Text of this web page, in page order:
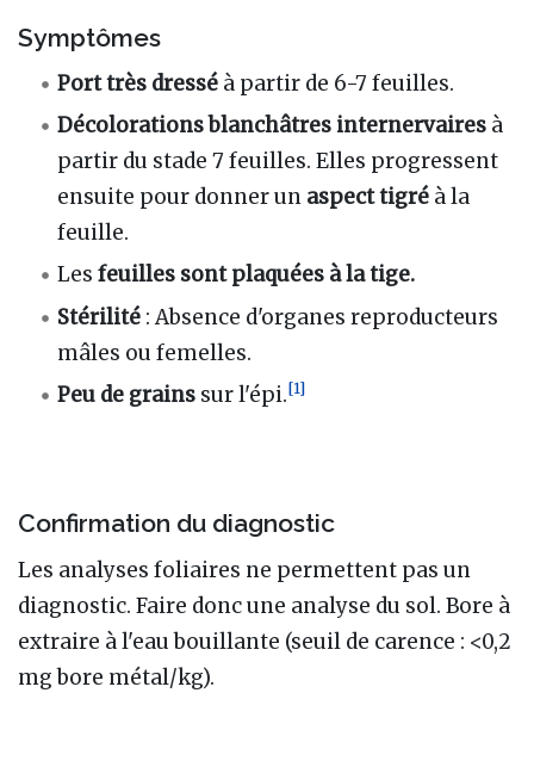
Symptômes
Port très dressé à partir de 6-7 feuilles.
Décolorations blanchâtres internervaires à
partir du stade 7 feuilles. Elles progressent
ensuite pour donner un aspect tigré à la
feuille.
Lesfeuilles sont plaquées à la tige.
Stérilité : Absence d'organes reproducteurs
mâles ou femelles.
Peu de grains sur l'épi.[1]
Confirmation du diagnostic
Les analyses foliaires ne permettent pas un
diagnostic. Faire donc une analyse du sol. Bore à
extraire à l'eau bouillante (seuil de carence : <0,2
mg bore métal/kg).